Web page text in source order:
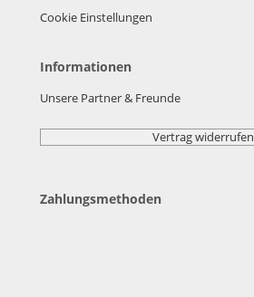
Cookie Einstellungen
Informationen
Unsere Partner & Freunde
Vertrag widerrufen
Zahlungsmethoden